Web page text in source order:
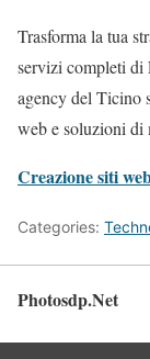
Trasforma la tua
servizi completi
agency del Ticino
web e soluzioni di
Creazione siti
Categories:
Photosdp.Net